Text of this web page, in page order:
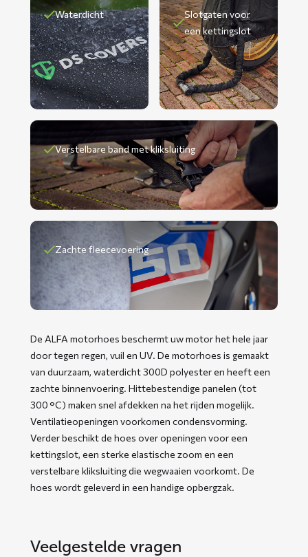
Waterdicht
Slotgaten voor
een kettingslot
Verstelbare band met kliksluiting
Zachte fleecevoering
De ALFA motorhoes beschermt uw motor het hele jaar
door tegen regen, vuil en UV. De motorhoes is gemaakt
van duurzaam, waterdicht 300D polyester en heeft een
zachte binnenvoering. Hittebestendige panelen (tot
300 °C) maken snel afdekken na het rijden mogelijk.
Ventilatieopeningen voorkomen condensvorming.
Verder beschikt de hoes over openingen voor een
kettingslot, een sterke elastische zoom en een
verstelbare kliksluiting die wegwaaien voorkomt. De
hoes wordt geleverd in een handige opbergzak.
Veelgestelde vragen